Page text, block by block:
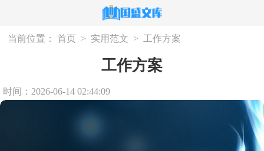
当前位置： 首页 > 实用范文 > 工作方案
工作方案
时间：2026-06-14 02:44:09